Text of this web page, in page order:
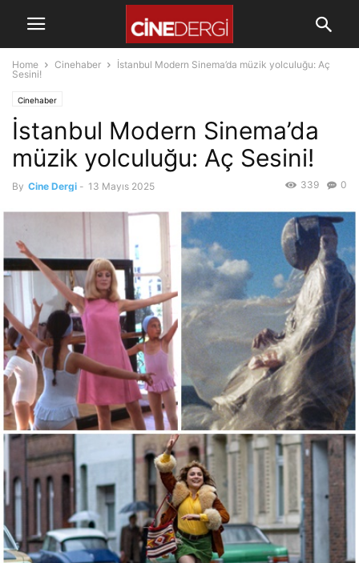
Home Cinehaber
İstanbul Modern Sinema’da müzik yolculuğu: Aç
Sesini!
Cinehaber
İstanbul Modern Sinema’da
müzik yolculuğu: Aç Sesini!
By Cine Dergi - 13 Mayıs 2025 0
339